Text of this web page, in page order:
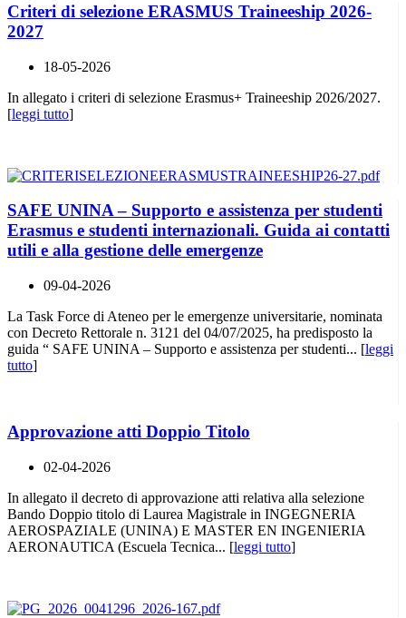
Criteri di selezione ERASMUS Traineeship 2026-
2027
18-05-2026
In allegato i criteri di selezione Erasmus+ Traineeship 2026/2027.
[leggi tutto]
SAFE UNINA – Supporto e assistenza per studenti
Erasmus e studenti internazionali. Guida ai contatti
utili e alla gestione delle emergenze
09-04-2026
La Task Force di Ateneo per le emergenze universitarie, nominata
con Decreto Rettorale n. 3121 del 04/07/2025, ha predisposto la
guida “ SAFE UNINA – Supporto e assistenza per studenti... [leggi
tutto]
Approvazione atti Doppio Titolo
02-04-2026
In allegato il decreto di approvazione atti relativa alla selezione
Bando Doppio titolo di Laurea Magistrale in INGEGNERIA
AEROSPAZIALE (UNINA) E MASTER EN INGENIERIA
AERONAUTICA (Escuela Tecnica... [leggi tutto]